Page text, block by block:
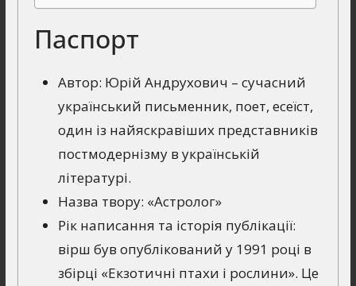
Паспорт
Автор: Юрій Андрухович – сучасний
український письменник, поет, есеїст,
один із найяскравіших представників
постмодернізму в українській
літературі.
Назва твору: «Астролог»
Рік написання та історія публікації:
вірш був опублікований у 1991 році в
збірці «Екзотичні птахи і рослини». Це